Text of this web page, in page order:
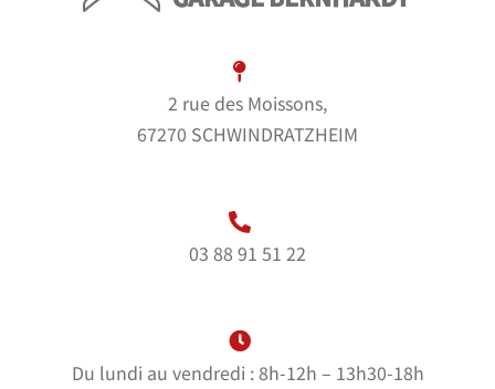
2 rue des Moissons,
67270 SCHWINDRATZHEIM
03 88 91 51 22
Du lundi au vendredi : 8h-12h – 13h30-18h